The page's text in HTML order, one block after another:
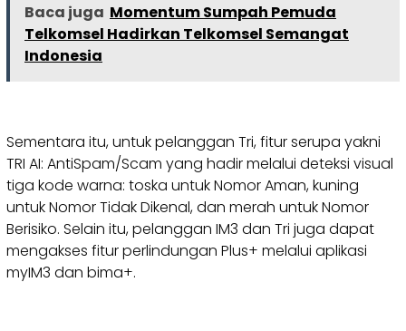
Baca juga Momentum Sumpah Pemuda
Telkomsel Hadirkan Telkomsel Semangat
Indonesia
Sementara itu, untuk pelanggan Tri, fitur serupa yakni
TRI AI: AntiSpam/Scam yang hadir melalui deteksi visual
tiga kode warna: toska untuk Nomor Aman, kuning
untuk Nomor Tidak Dikenal, dan merah untuk Nomor
Berisiko. Selain itu, pelanggan IM3 dan Tri juga dapat
mengakses fitur perlindungan Plus+ melalui aplikasi
myIM3 dan bima+.